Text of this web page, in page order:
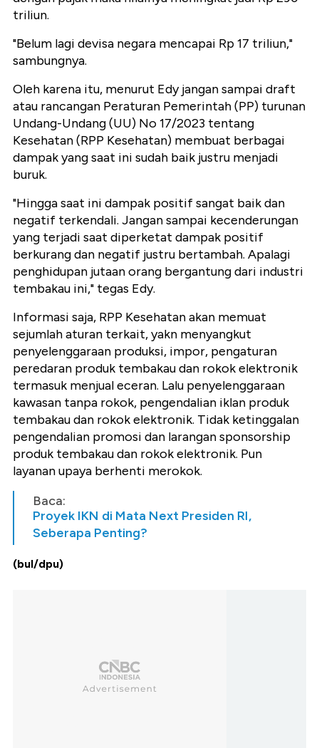
triliun.
"Belum lagi devisa negara mencapai Rp 17 triliun,"
sambungnya.
Oleh karena itu, menurut Edy jangan sampai draft
atau rancangan Peraturan Pemerintah (PP) turunan
Undang-Undang (UU) No 17/2023 tentang
Kesehatan (RPP Kesehatan) membuat berbagai
dampak yang saat ini sudah baik justru menjadi
buruk.
"Hingga saat ini dampak positif sangat baik dan
negatif terkendali. Jangan sampai kecenderungan
yang terjadi saat diperketat dampak positif
berkurang dan negatif justru bertambah. Apalagi
penghidupan jutaan orang bergantung dari industri
tembakau ini," tegas Edy.
Informasi saja, RPP Kesehatan akan memuat
sejumlah aturan terkait, yakn menyangkut
penyelenggaraan produksi, impor, pengaturan
peredaran produk tembakau dan rokok elektronik
termasuk menjual eceran. Lalu penyelenggaraan
kawasan tanpa rokok, pengendalian iklan produk
tembakau dan rokok elektronik. Tidak ketinggalan
pengendalian promosi dan larangan sponsorship
produk tembakau dan rokok elektronik. Pun
layanan upaya berhenti merokok.
Baca:
Proyek IKN di Mata Next Presiden RI,
Seberapa Penting?
(bul/dpu)